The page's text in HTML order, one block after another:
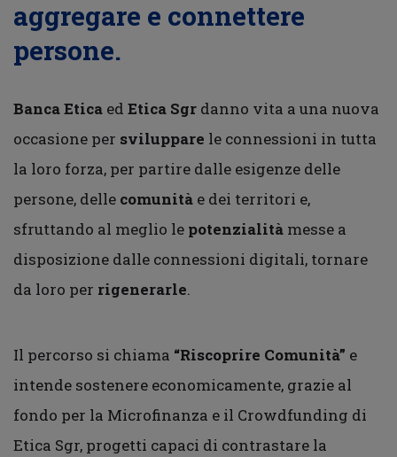
aggregare e connettere
persone.
Banca Etica ed Etica Sgr danno vita a una nuova
occasione per sviluppare le connessioni in tutta
la loro forza, per partire dalle esigenze delle
persone, delle comunità e dei territori e,
sfruttando al meglio le potenzialità messe a
disposizione dalle connessioni digitali, tornare
da loro per rigenerarle.
Il percorso si chiama “Riscoprire Comunità” e
intende sostenere economicamente, grazie al
fondo per la Microfinanza e il Crowdfunding di
Etica Sgr, progetti capaci di contrastare la